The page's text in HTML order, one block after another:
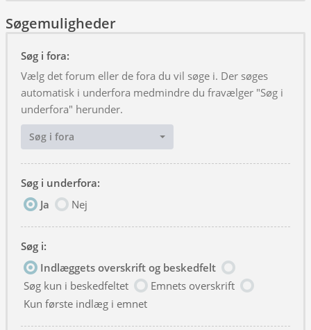
Søgemuligheder
Søg i fora:
Vælg det forum eller de fora du vil søge i. Der søges
automatisk i underfora medmindre du fravælger "Søg i
underfora" herunder.
Søg i fora
Søg i underfora:
Ja
Nej
Søg i:
Indlæggets overskrift og beskedfelt
Søg kun i beskedfeltet
Emnets overskrift
Kun første indlæg i emnet